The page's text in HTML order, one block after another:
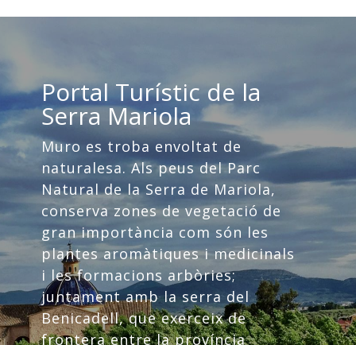
Portal Turístic de la
Serra Mariola
Muro es troba envoltat de
naturalesa. Als peus del Parc
Natural de la Serra de Mariola,
conserva zones de vegetació de
gran importància com són les
plantes aromàtiques i medicinals
i les formacions arbòries;
juntament amb la serra del
Benicadell, que exerceix de
frontera entre la província